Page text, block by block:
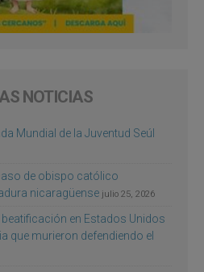
NOTICIAS
Mundial de la Juventud Seúl
de obispo católico
nicaragüense julio 25, 2026
en Estados Unidos
que murieron defendiendo el